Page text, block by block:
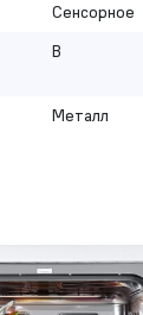
Сенсорное
B
Металл